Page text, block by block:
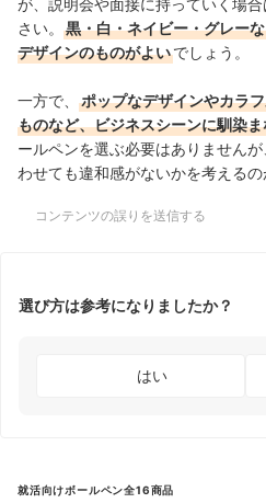
さい。
黒・白・ネイビー・グレー
デザインのものがよいでしょう。
一方で、
ポップなデザインやカラ
ものなど、ビジネスシーンに馴染
ールペンを選ぶ必要はありません
わせても違和感がないかを考えるの
コンテンツの誤りを送信する
選び方は参考になりましたか？
はい
就活向けボールペン全16商品